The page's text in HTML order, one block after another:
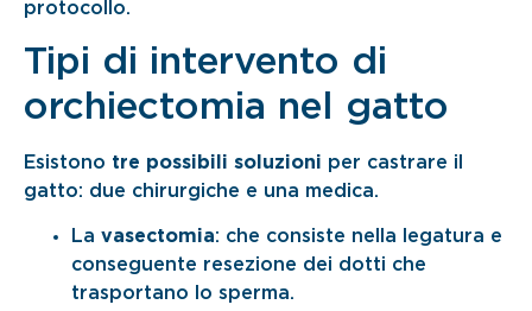
protocollo.
Tipi di intervento di
orchiectomia nel gatto
Esistono tre possibili soluzioni per castrare il
gatto: due chirurgiche e una medica.
La vasectomia: che consiste nella legatura e
conseguente resezione dei dotti che
trasportano lo sperma.